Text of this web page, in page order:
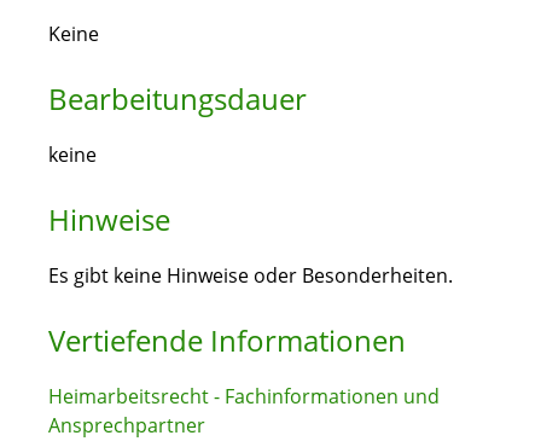
Keine
Bearbeitungsdauer
keine
Hinweise
Es gibt keine Hinweise oder Besonderheiten.
Vertiefende Informationen
Heimarbeitsrecht - Fachinformationen und
Ansprechpartner